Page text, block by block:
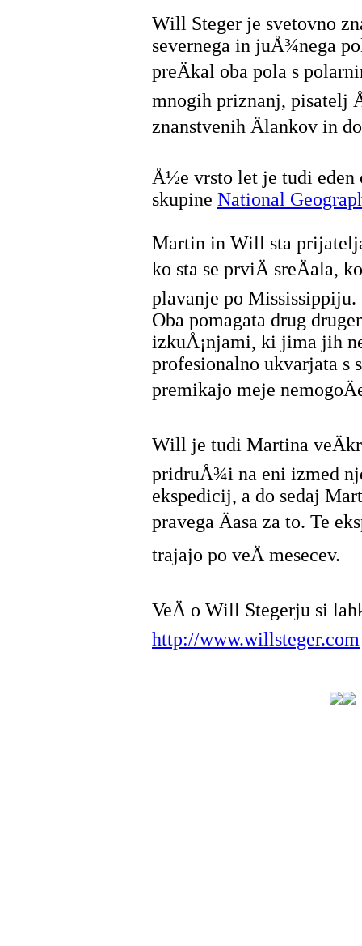
Will Steger je svetovno
severnega in juÅ¾nega
preÄkal oba pola s
mnogih priznanj, pisatelj
znanstvenih Älankov in
Å½e vrsto let je tudi eden
skupine National
Martin in Will sta
ko sta se prviÄ sreÄala,
plavanje po Mississippiju.
Oba pomagata drug
izkuÅ¡njami, ki jima jih
profesionalno ukvarjata
premikajo meje
Will je tudi Martina
pridruÅ¾i na eni izmed
ekspedicij, a do sedaj
pravega Äasa za to. Te
trajajo po veÄ mesecev.
VeÄ o Will Stegerju si
http://www.willsteger.com